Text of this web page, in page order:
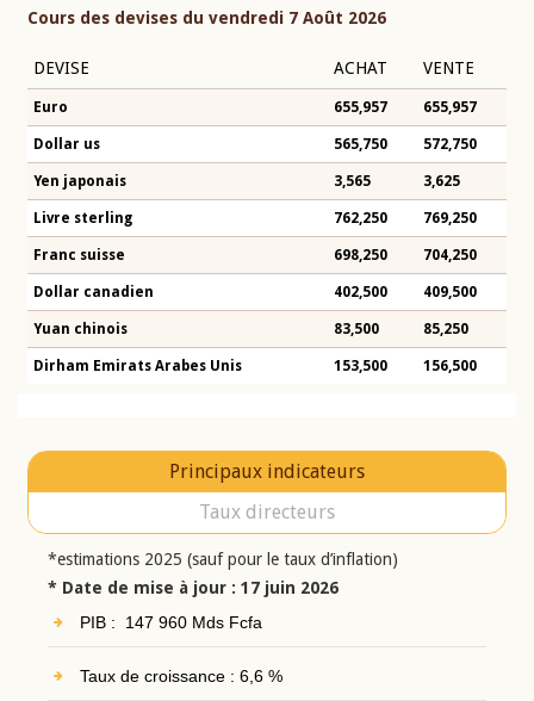
Cours des devises du vendredi 7 Août 2026
DEVISE ACHAT VENTE
Euro 655,957 655,957
Dollar us 565,750 572,750
Yen japonais 3,565 3,625
Livre sterling 762,250 769,250
Franc suisse 698,250 704,250
Dollar canadien 402,500 409,500
Yuan chinois 83,500 85,250
Dirham Emirats Arabes Unis 153,500 156,500
Principaux indicateurs
Taux directeurs
*estimations 2025 (sauf pour le taux d’inflation)
* Date de mise à jour : 17 juin 2026
PIB : 147 960 Mds Fcfa
Taux de croissance : 6,6 %